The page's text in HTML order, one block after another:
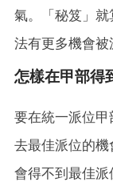
氣。「秘笈」
法有更多機會被
怎樣在甲部得
要在統一派位
去最佳派位的
會得不到最佳派